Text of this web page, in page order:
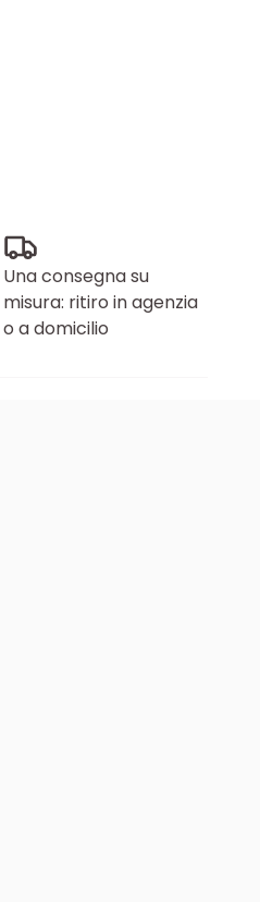
Una consegna su
misura: ritiro in agenzia
o a domicilio